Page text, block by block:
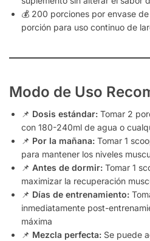
💰 200 porciones por envase
porción para uso continuo de
Modo de Uso
📌 Dosis estándar: Tomar 2
con 180-240ml de agua o
📌 Por la mañana: Tomar 1
para mantener los niveles
📌 Antes de dormir: Tomar 1
maximizar la recuperación
📌 Días de entrenamiento:
inmediatamente post-
máxima
📌 Mezcla perfecta: Se puede